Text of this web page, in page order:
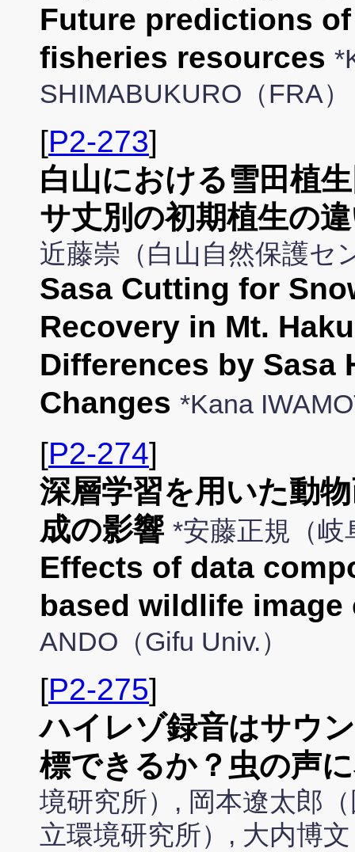
Future predictions
fisheries resources
SHIMABUKURO（FRA）
[P2-273]
白山における雪田植
サ丈別の初期植生の
近藤崇（白山自然保護セ
Sasa Cutting for
Recovery in Mt.
Differences by Sasa
Changes *Kana
[P2-274]
深層学習を用いた動
成の影響 *安藤正規（岐
Effects of data
based wildlife
ANDO（Gifu Univ.）
[P2-275]
ハイレゾ録音はサウ
標できるか？虫の声
境研究所）, 岡本遼太郎
立環境研究所）, 大内博